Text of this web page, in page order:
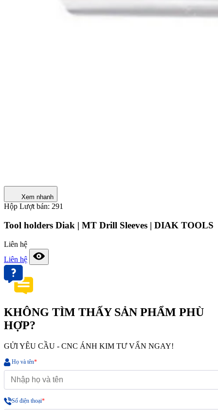
Xem nhanh
Hộp Lượt bán: 291
Tool holders Diak | MT Drill Sleeves | DIAK TOOLS
Liên hệ
Liên hệ
KHÔNG TÌM THẤY SẢN PHẨM PHÙ
HỢP?
GỬI YÊU CẦU - CNC ÁNH KIM TƯ VẤN NGAY!
Họ và tên*
Số điện thoại*